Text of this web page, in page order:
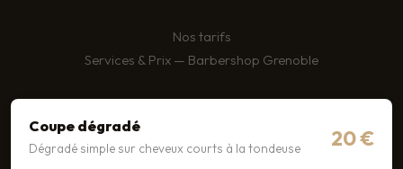
Nos tarifs
Services & Prix — Barbershop Grenoble
Coupe dégradé
Dégradé simple sur cheveux courts à la tondeuse 20 €